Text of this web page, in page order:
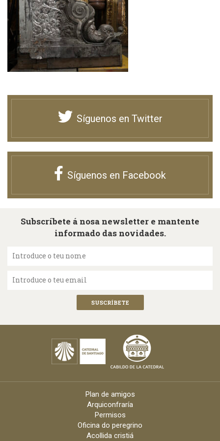
Síguenos en Twitter
Síguenos en Facebook
Subscríbete á nosa newsletter e mantente
informado das novidades.
Introduce o teu nome
Introduce o teu email
Plan de amigos
Arquiconfraría
Permisos
Oficina do peregrino
Acollida cristiá